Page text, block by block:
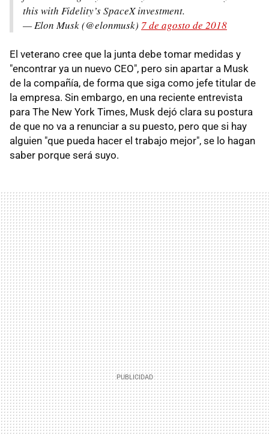
this with Fidelity’s SpaceX investment.
— Elon Musk (@elonmusk) 7 de agosto de 2018
El veterano cree que la junta debe tomar medidas y
"encontrar ya un nuevo CEO", pero sin apartar a Musk
de la compañía, de forma que siga como jefe titular de
la empresa. Sin embargo, en una reciente entrevista
para The New York Times, Musk dejó clara su postura
de que no va a renunciar a su puesto, pero que si hay
alguien "que pueda hacer el trabajo mejor", se lo hagan
saber porque será suyo.